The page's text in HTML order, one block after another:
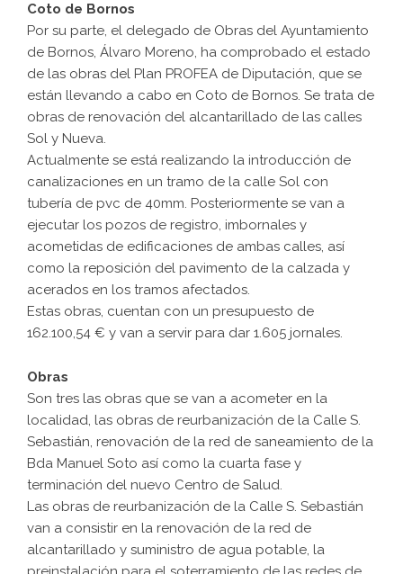
Coto de Bornos
Por su parte, el delegado de Obras del Ayuntamiento
de Bornos, Álvaro Moreno, ha comprobado el estado
de las obras del Plan PROFEA de Diputación, que se
están llevando a cabo en Coto de Bornos. Se trata de
obras de renovación del alcantarillado de las calles
Sol y Nueva.
Actualmente se está realizando la introducción de
canalizaciones en un tramo de la calle Sol con
tubería de pvc de 40mm. Posteriormente se van a
ejecutar los pozos de registro, imbornales y
acometidas de edificaciones de ambas calles, así
como la reposición del pavimento de la calzada y
acerados en los tramos afectados.
Estas obras, cuentan con un presupuesto de
162.100,54 € y van a servir para dar 1.605 jornales.
Obras
Son tres las obras que se van a acometer en la
localidad, las obras de reurbanización de la Calle S.
Sebastián, renovación de la red de saneamiento de la
Bda Manuel Soto así como la cuarta fase y
terminación del nuevo Centro de Salud.
Las obras de reurbanización de la Calle S. Sebastián
van a consistir en la renovación de la red de
alcantarillado y suministro de agua potable, la